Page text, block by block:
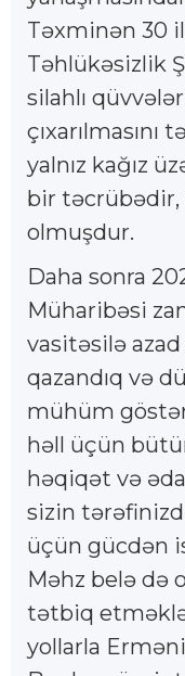
Təxminən 30
Təhlükəsizlik
silahlı
yalnız kağız
bir
olmuşdur.
Daha sonra
Müharibəsi
vasitəsilə
qazandıq və
mühüm
həll üçün
həqiqət və
sizin
üçün gücdən
Məhz belə də
tətbiq
yollarla